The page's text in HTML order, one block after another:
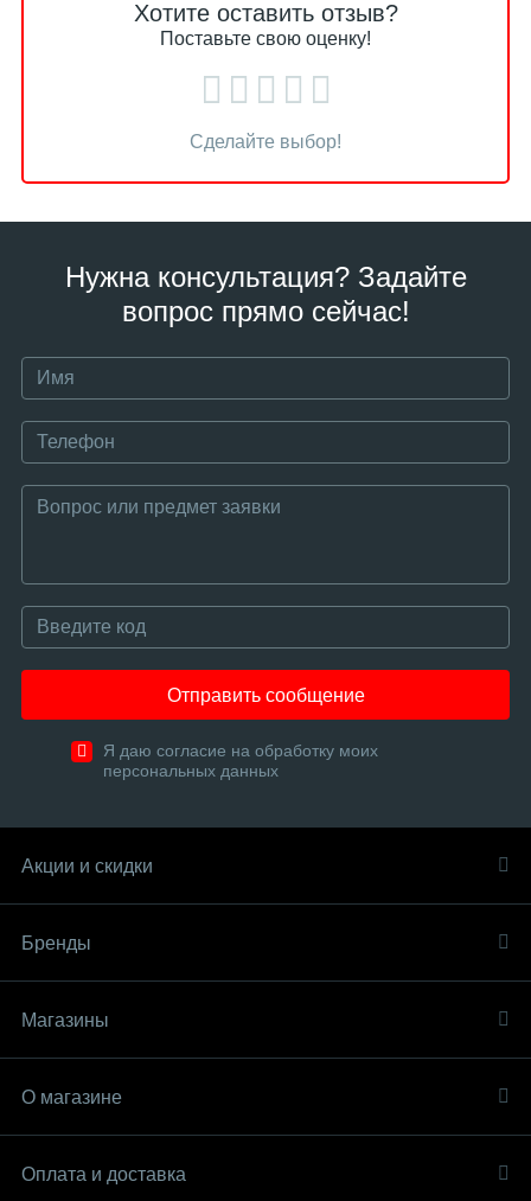
Хотите оставить отзыв?
Поставьте свою оценку!
Сделайте выбор!
Нужна консультация? Задайте
вопрос прямо сейчас!
Отправить сообщение
Я даю согласие на обработку моих
персональных данных
Акции и скидки
Бренды
Магазины
О магазине
Оплата и доставка